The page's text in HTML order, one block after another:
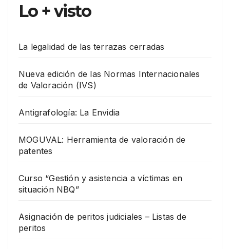
Lo + visto
La legalidad de las terrazas cerradas
Nueva edición de las Normas Internacionales
de Valoración (IVS)
Antigrafología: La Envidia
MOGUVAL: Herramienta de valoración de
patentes
Curso “Gestión y asistencia a víctimas en
situación NBQ”
Asignación de peritos judiciales – Listas de
peritos